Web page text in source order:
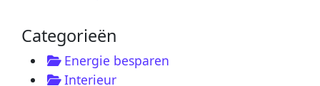
Categorieën
Energie besparen
Interieur